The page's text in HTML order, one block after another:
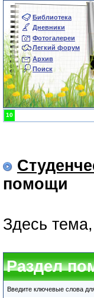
Библиотека
Дневники
Фотогалереи
Легкий форум
Архив
Поиск
10
помощи
Здесь
Раздел
Введите ключевые слова